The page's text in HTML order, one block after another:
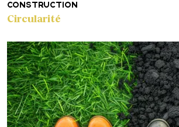
CONSTRUCTION
Circularité